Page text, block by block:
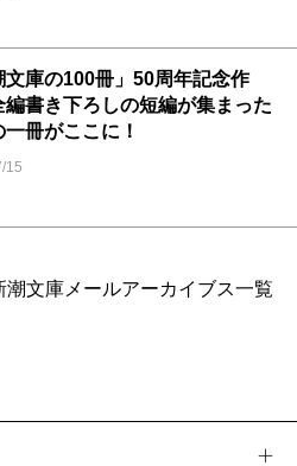
文庫の100冊」50周年記念作
書き下ろしの短編が集まった
冊がここに！
15
潮文庫メールアーカイブス一覧